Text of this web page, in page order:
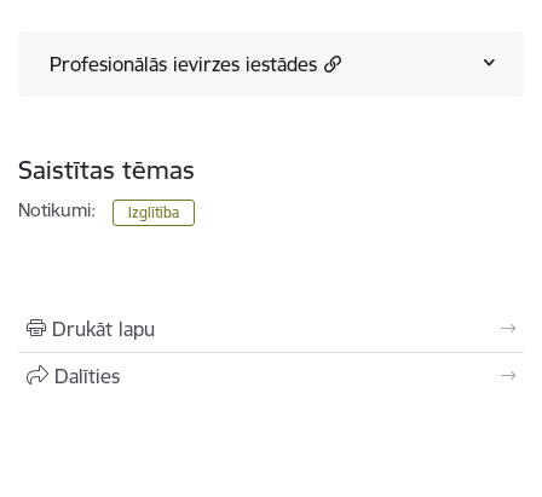
Profesionālās ievirzes iestādes
Saistītas tēmas
Notikumi: Izglītība
Drukāt lapu
Dalīties